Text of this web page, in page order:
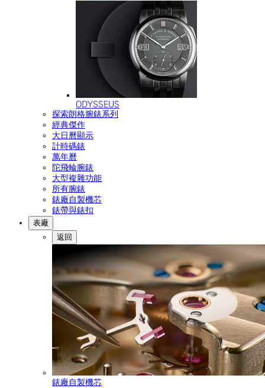
ODYSSEUS
探索朗格腕錶系列
經典傑作
大日曆顯示
計時碼錶
萬年曆
陀飛輪腕錶
大型複雜功能
所有腕錶
錶廠自製機芯
錶帶與錶扣
表廠
返回
錶廠自製機芯